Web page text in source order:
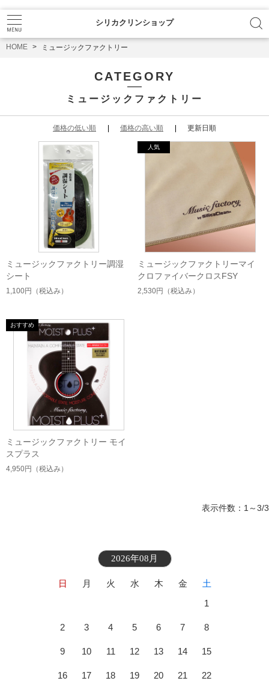
シリカクリンショップ
HOME ミュージックファクトリー
CATEGORY
ミュージックファクトリー
価格の低い順 価格の高い順 更新日順
ミュージックファクトリー調湿
シート
1,100円 （税込み）
ミュージックファクトリーマイ
クロファイバークロスFSY
2,530円 （税込み）
ミュージックファクトリー モイ
スプラス
4,950円 （税込み）
表示件数：1～3/3
2026年08月
日 月 火 水 木 金
土
1
2 3 4 5 6 7 8
9 10 11 12 13 14 15
16 17 18 19 20 21 22